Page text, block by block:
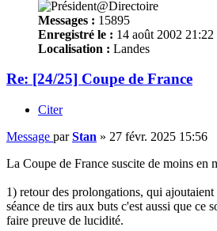
Messages : 15895
Enregistré le : 14 août 2002 21:22
Localisation : Landes
Re: [24/25] Coupe de France
Citer
Message parStan » 27 févr. 2025 15:56
La Coupe de France suscite de moins en
1) retour des prolongations, qui
séance de tirs aux buts c'est aussi que
faire preuve de lucidité.